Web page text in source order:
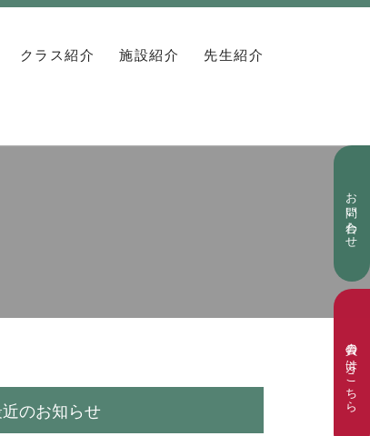
クラス紹介 施設紹介 先生紹介
のお知らせ
お問い合わせ
会員の方はこちら